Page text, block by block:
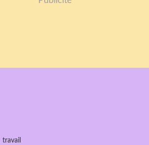
travail